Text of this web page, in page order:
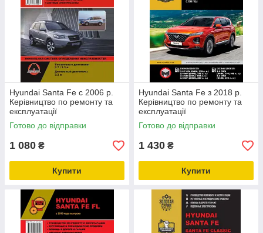
Hyundai Santa Fe c 2006 р.
Керівництво по ремонту та
експлуатації
Готово до відправки
1 080 ₴
Купити
Hyundai Santa Fe з 2018 р.
Керівництво по ремонту та
експлуатації
Готово до відправки
1 430 ₴
Купити